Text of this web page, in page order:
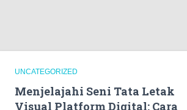
UNCATEGORIZED
Menjelajahi Seni Tata Letak
Visual Platform Digital: Cara